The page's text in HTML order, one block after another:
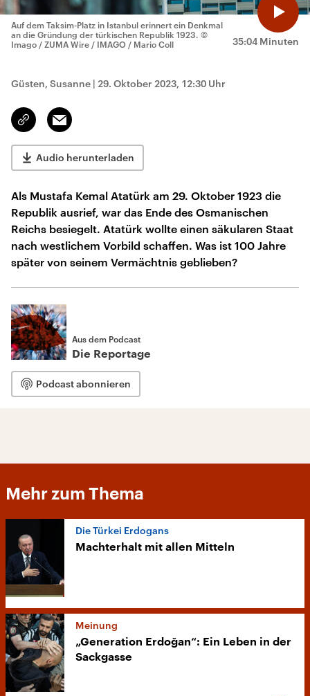
35:04 Minuten
Auf dem Taksim-Platz in Istanbul erinnert ein Denkmal
an die Gründung der türkischen Republik 1923. ©
Imago / ZUMA Wire / IMAGO / Mario Coll
Güsten, Susanne | 29. Oktober 2023, 12:30 Uhr
Link
kopieren/teilen
Email
Audio herunterladen
Als Mustafa Kemal Atatürk am 29. Oktober 1923 die
Republik ausrief, war das Ende des Osmanischen
Reichs besiegelt. Atatürk wollte einen säkularen Staat
nach westlichem Vorbild schaffen. Was ist 100 Jahre
später von seinem Vermächtnis geblieben?
Aus dem Podcast
Die Reportage
Podcast abonnieren
Mehr zum Thema
Die Türkei Erdogans
Machterhalt mit allen Mitteln
Meinung
„Generation Erdoğan“: Ein Leben in der
Sackgasse